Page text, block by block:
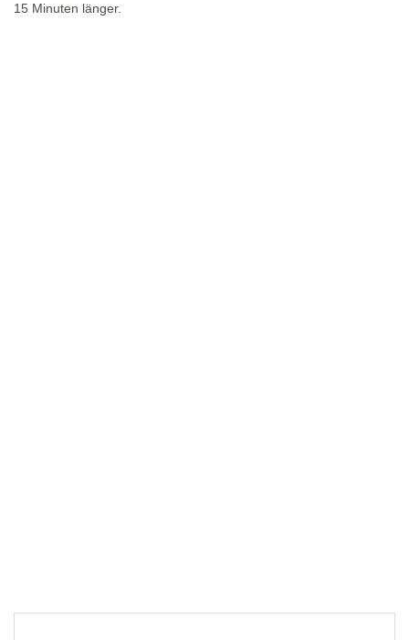
15 Minuten länger.